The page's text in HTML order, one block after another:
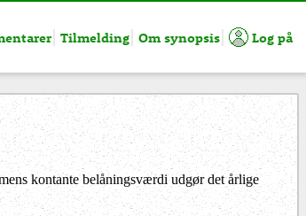
kontante belåningsværdi udgør det årlige
Tilmelding Om synopsis Log på